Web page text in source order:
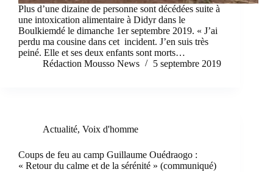
Plus d’une dizaine de personne sont décédées suite à
une intoxication alimentaire à Didyr dans le
Boulkiemdé le dimanche 1er septembre 2019. « J’ai
perdu ma cousine dans cet incident. J’en suis très
peiné. Elle et ses deux enfants sont morts…
Rédaction Mousso News
5 septembre 2019
Actualité, Voix d'homme
Coups de feu au camp Guillaume Ouédraogo :
« Retour du calme et de la sérénité » (communiqué)